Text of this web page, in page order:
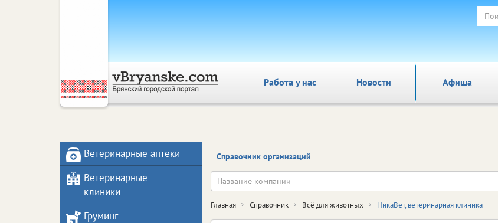
Работа у нас Новости Афиша
Справочник организаций
Главная Справочник Всё для животных НикаВет, ветеринарная клиника
Ветеринарные аптеки
Ветеринарные
клиники
Груминг